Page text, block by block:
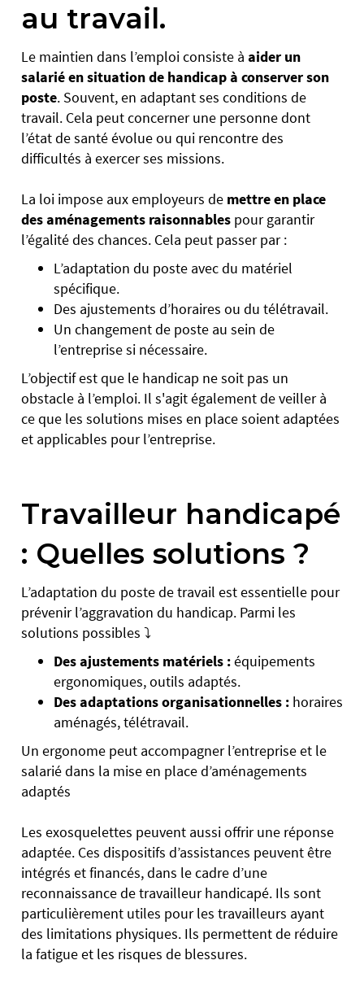
au travail.
Le maintien dans l’emploi consiste à aider un
salarié en situation de handicap à conserver son
poste. Souvent, en adaptant ses conditions de
travail. Cela peut concerner une personne dont
l’état de santé évolue ou qui rencontre des
difficultés à exercer ses missions.
La loi impose aux employeurs de mettre en place
des aménagements raisonnables pour garantir
l’égalité des chances. Cela peut passer par :
L’adaptation du poste avec du matériel
spécifique.
Des ajustements d’horaires ou du télétravail.
Un changement de poste au sein de
l’entreprise si nécessaire.
L’objectif est que le handicap ne soit pas un
obstacle à l’emploi. Il s'agit également de veiller à
ce que les solutions mises en place soient adaptées
et applicables pour l’entreprise.
Travailleur handicapé
: Quelles solutions ?
L’adaptation du poste de travail est essentielle pour
prévenir l’aggravation du handicap. Parmi les
solutions possibles ⤵️
Des ajustements matériels :équipements
ergonomiques, outils adaptés.
Des adaptations organisationnelles : horaires
aménagés, télétravail.
Un ergonome peut accompagner l’entreprise et le
salarié dans la mise en place d’aménagements
adaptés
Les exosquelettes peuvent aussi offrir une réponse
adaptée. Ces dispositifs d’assistances peuvent être
intégrés et financés, dans le cadre d’une
reconnaissance de travailleur handicapé. Ils sont
particulièrement utiles pour les travailleurs ayant
des limitations physiques. Ils permettent de réduire
la fatigue et les risques de blessures.